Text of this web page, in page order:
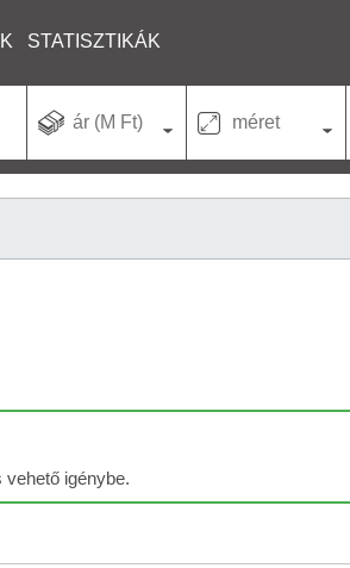
STATISZTIKÁK
ár (M Ft) méret
vehető igénybe.